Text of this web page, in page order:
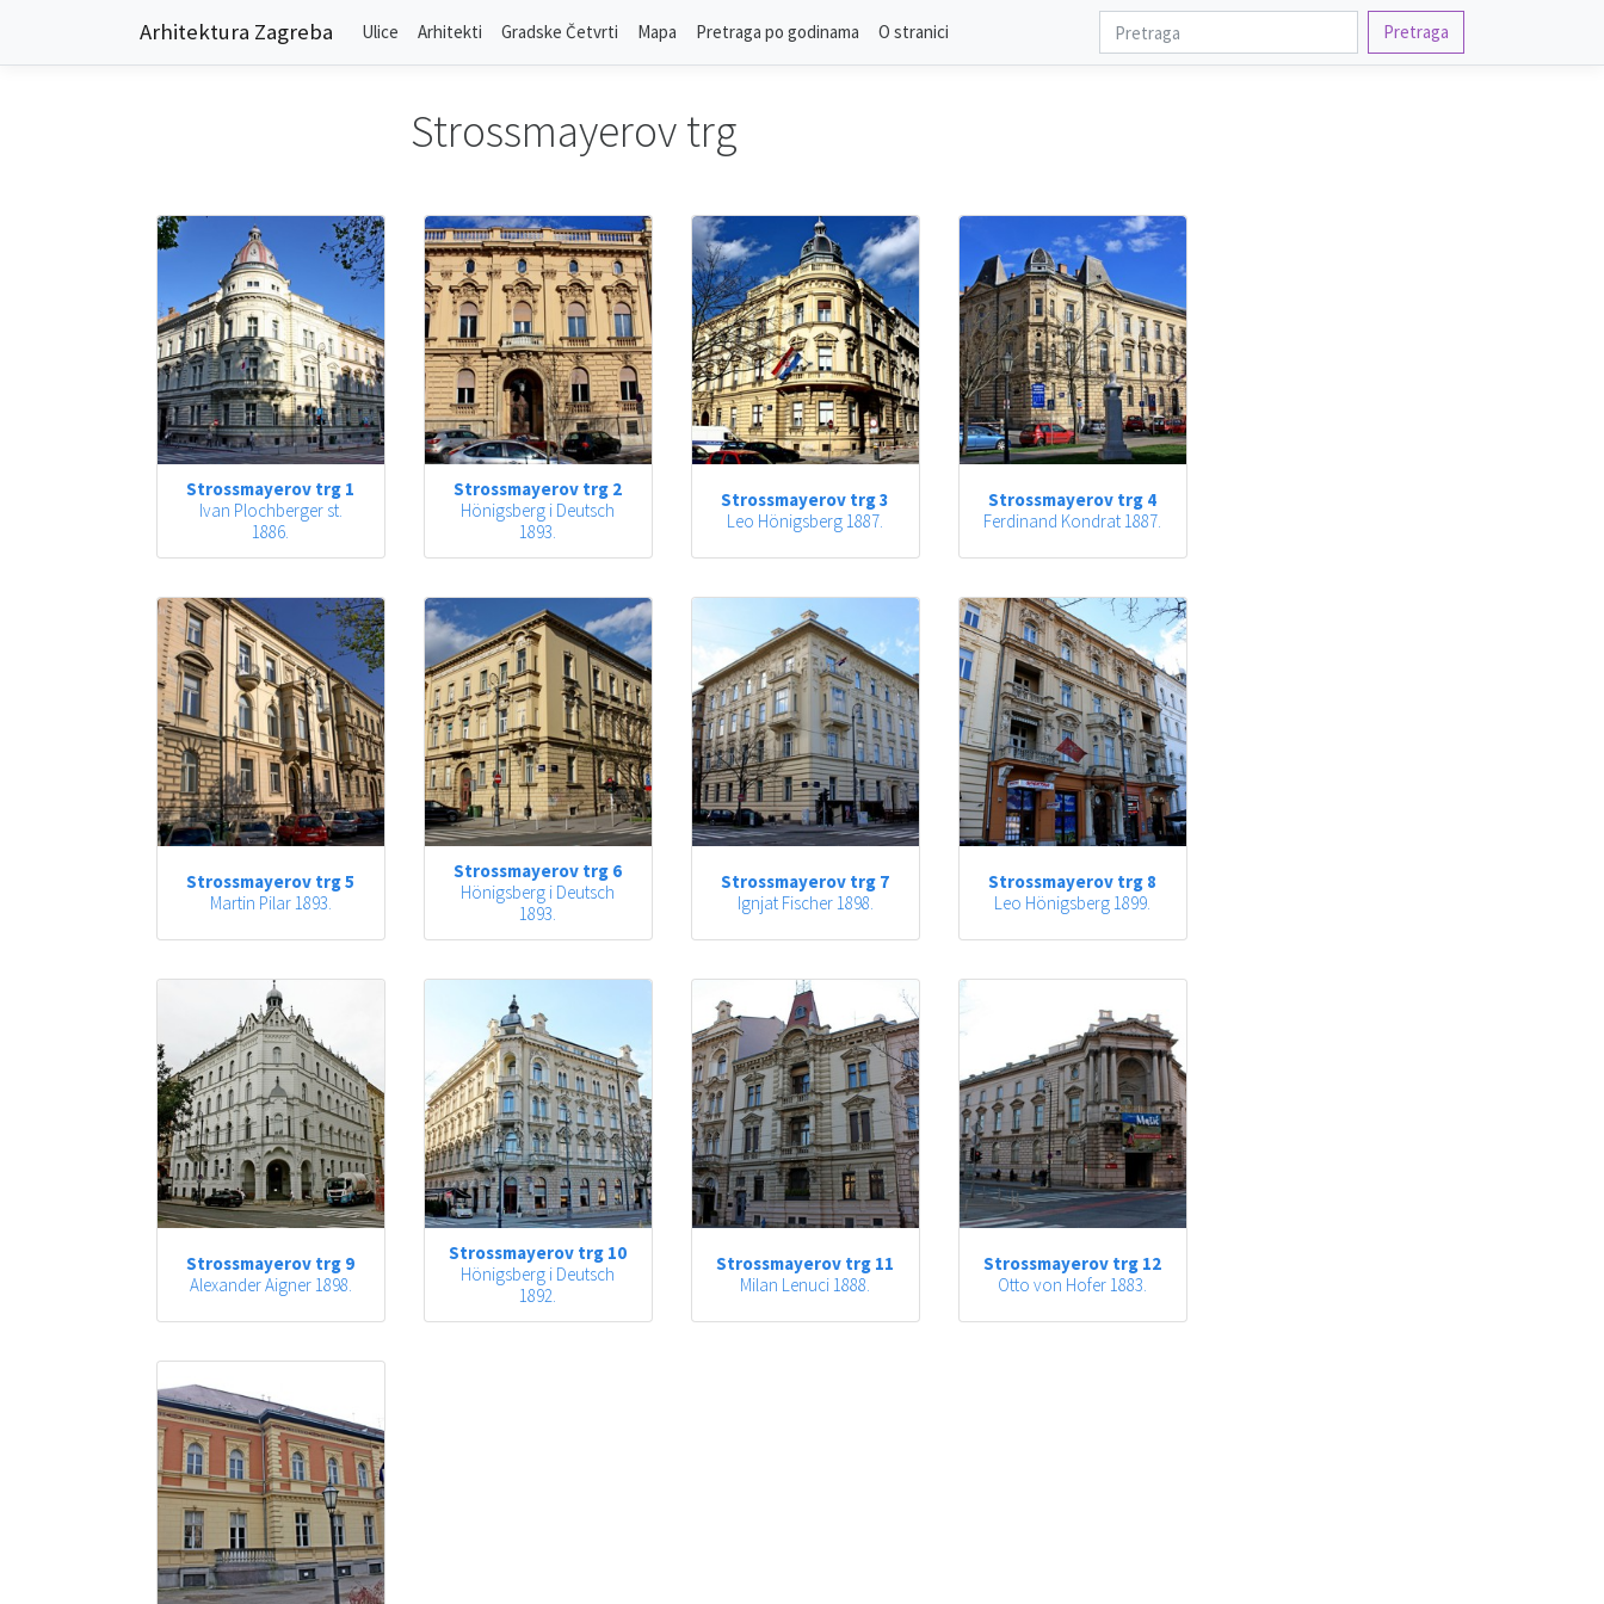
Arhitektura Zagreba Ulice Arhitekti Gradske Četvrti Mapa Pretraga po godinama O stranici Pretraga
Strossmayerov trg
Strossmayerov trg 1
Ivan Plochberger st.
1886.
Strossmayerov trg 2
Hönigsberg i Deutsch
1893.
Strossmayerov trg 3
Leo Hönigsberg 1887.
Strossmayerov trg 4
Ferdinand Kondrat 1887.
Strossmayerov trg 5
Martin Pilar 1893.
Strossmayerov trg 6
Hönigsberg i Deutsch
1893.
Strossmayerov trg 7
Ignjat Fischer 1898.
Strossmayerov trg 8
Leo Hönigsberg 1899.
Strossmayerov trg 9
Alexander Aigner 1898.
Strossmayerov trg 10
Hönigsberg i Deutsch
1892.
Strossmayerov trg 11
Milan Lenuci 1888.
Strossmayerov trg 12
Otto von Hofer 1883.